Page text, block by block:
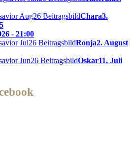
Chara3.
- 21:00
Ronja2. August
Oskar11. Juli